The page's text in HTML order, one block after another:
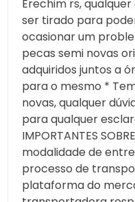
Erechim rs,
ser tirado para
ocasionar um
pecas semi novas
adquiridos juntos a
para o mesmo *
novas, qualquer
para qualquer
IMPORTANTES
modalidade de
processo de
plataforma do